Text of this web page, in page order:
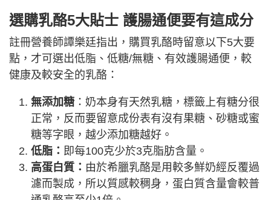
選購乳酪5大貼士 護腸通便要有這成分
註冊營養師譚樂廷指出，購買乳酪時留意以下5大要
點，才可選出低脂、低糖/無糖、有效護腸通便，較
健康及較安全的乳酪：
無添加糖 ：奶本身有天然乳糖，標籤上有糖分很
正常，反而要留意成份表有沒有果糖、砂糖或蜜
糖等字眼，越少添加糖越好。
低脂： 即每100克少於3克脂肪含量。
高蛋白質： 由於希臘乳酪是用較多鮮奶經反覆過
濾而製成，所以質感較稠身，蛋白質含量會較普